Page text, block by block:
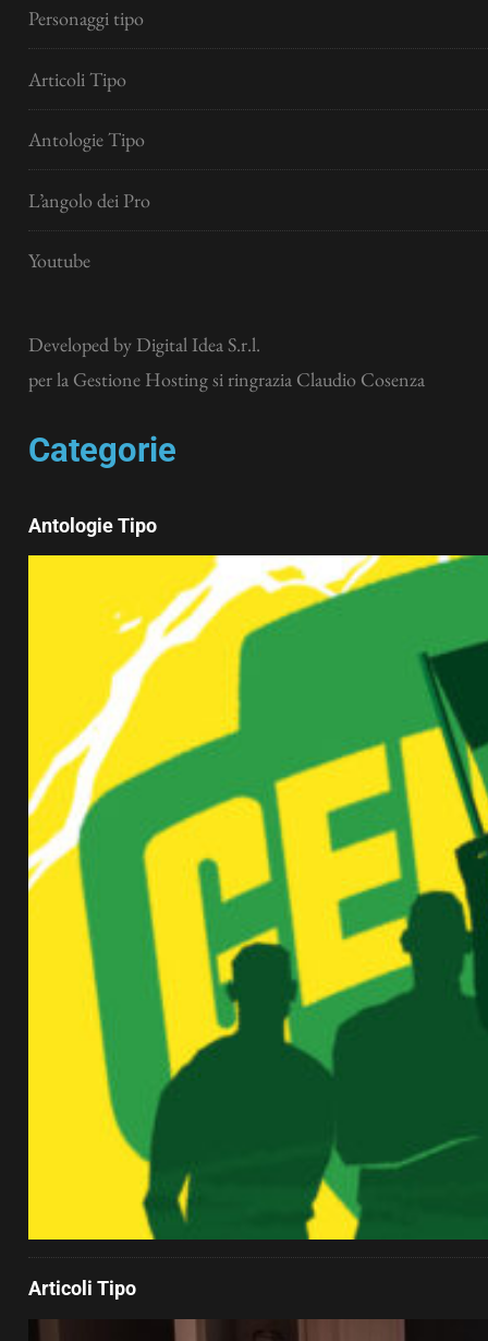
Personaggi tipo
Articoli Tipo
Antologie Tipo
L’angolo dei Pro
Youtube
Developed by Digital Idea S.r.l.
per la Gestione Hosting si ringrazia Claudio Cosenza
Categorie
Antologie Tipo
Articoli Tipo